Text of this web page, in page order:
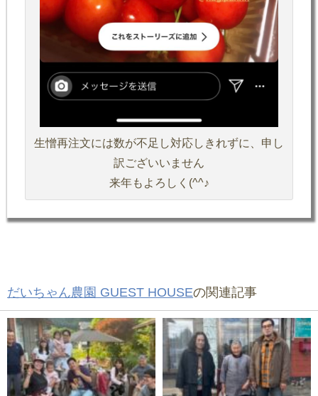
生憎再注文には数が不足し対応しきれずに、申し
訳ございいません
来年もよろしく(^^♪
だいちゃん農園 GUEST HOUSEの関連記事